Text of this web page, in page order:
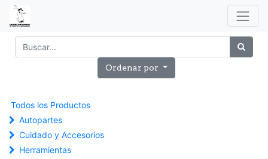
Ordenar por
Todos los Productos
Autopartes
Cuidado y Accesorios
Herramientas